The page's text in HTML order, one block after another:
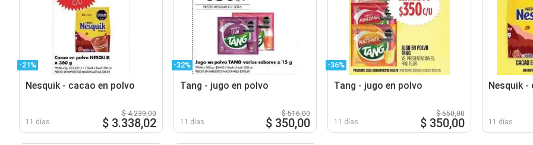
-21%
Nesquik - cacao en polvo
11 días
$ 4.239,00
$ 3.338,02
-32%
Tang - jugo en polvo
11 días
$ 516,00
$ 350,00
-36%
Tang - jugo en polvo
11 días
$ 550,00
$ 350,00
Nesquik -
11 días